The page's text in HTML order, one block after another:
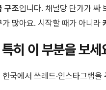
구조입니다. 채널당 단가가 싸
많아요. 시작할 때가 아니라
히 이 부분을 보세
국에서 쓰레드·인스타그램